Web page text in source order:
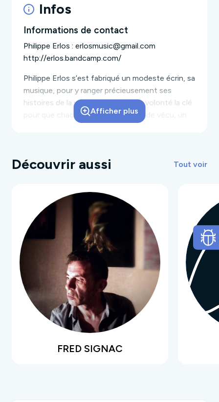
Infos
Informations de contact
Philippe Erlos : erlosmusic@gmail.com
http://erlos.bandcamp.com/
Philippe Erlos s’est fabriqué un modeste écrin, sa
musique, pour y ranger précieusement ses
histoires de la vie. Mais il en donne volonté la clé
pour que chacun y pioche un bout de vécu, un
l’essentiel. A l’amour. A la vie. Aux ratés. Aux
l’âme humaine. Faussement tristes, lucides mais
légères à la fois, souvent ironiques, ses
chansons sont autant de piqûres en quête de
seconde chance que de rêves éveillés.
C’est à trois qu’Erlos tisse aujourd’hui ses
morceaux en live. A la construction initiale
acoustique, boîte à rythme et machines,
deux musiciens apportent le souffle de leurs
propres influences
pour repousser les frontières
du style. Soudainement, l’âme noisy d’Alex
s’immisce dans l’équation. Elle étend ses nappes,
imprègne tour à tour les ambiances électro d’un
clavier ou les effets d’une guitare, épure
Afficher plus
Découvrir aussi Tout voir
FRED SIGNAC